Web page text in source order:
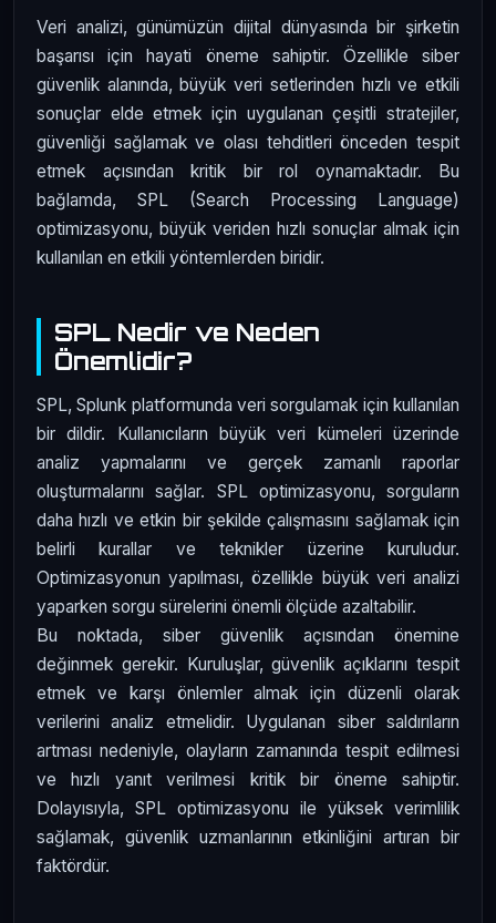
Veri analizi, günümüzün dijital dünyasında bir şirketin
başarısı için hayati öneme sahiptir. Özellikle siber
güvenlik alanında, büyük veri setlerinden hızlı ve etkili
sonuçlar elde etmek için uygulanan çeşitli stratejiler,
güvenliği sağlamak ve olası tehditleri önceden tespit
etmek açısından kritik bir rol oynamaktadır. Bu
bağlamda, SPL (Search Processing Language)
optimizasyonu, büyük veriden hızlı sonuçlar almak için
kullanılan en etkili yöntemlerden biridir.
SPL Nedir ve Neden
Önemlidir?
SPL, Splunk platformunda veri sorgulamak için kullanılan
bir dildir. Kullanıcıların büyük veri kümeleri üzerinde
analiz yapmalarını ve gerçek zamanlı raporlar
oluşturmalarını sağlar. SPL optimizasyonu, sorguların
daha hızlı ve etkin bir şekilde çalışmasını sağlamak için
belirli kurallar ve teknikler üzerine kuruludur.
Optimizasyonun yapılması, özellikle büyük veri analizi
yaparken sorgu sürelerini önemli ölçüde azaltabilir.
Bu noktada, siber güvenlik açısından önemine
değinmek gerekir. Kuruluşlar, güvenlik açıklarını tespit
etmek ve karşı önlemler almak için düzenli olarak
verilerini analiz etmelidir. Uygulanan siber saldırıların
artması nedeniyle, olayların zamanında tespit edilmesi
ve hızlı yanıt verilmesi kritik bir öneme sahiptir.
Dolayısıyla, SPL optimizasyonu ile yüksek verimlilik
sağlamak, güvenlik uzmanlarının etkinliğini artıran bir
faktördür.